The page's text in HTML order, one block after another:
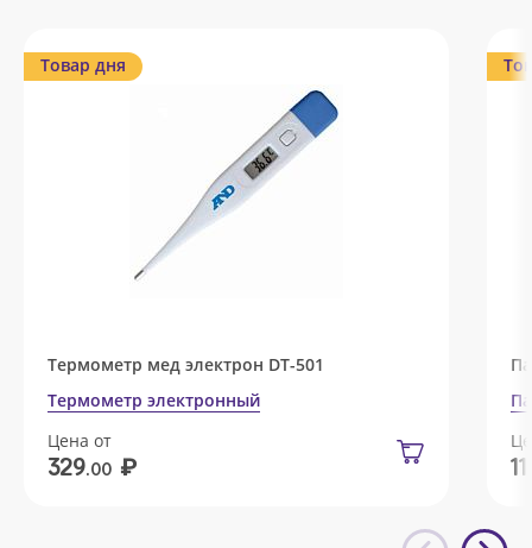
Товар дня
Термометр мед электрон DT-501
Термометр электронный
Цена от
329.00 ₽ 11